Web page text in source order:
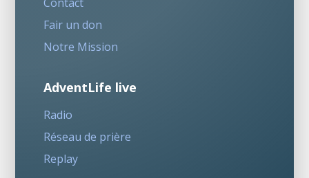
Fair un don
Notre Mission
AdventLife live
Radio
Réseau de prière
Replay